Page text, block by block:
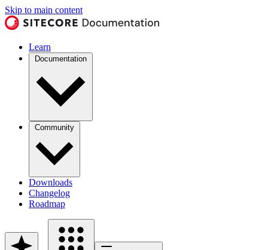
Skip to main content
Learn
Documentation
Community
Downloads
Changelog
Roadmap